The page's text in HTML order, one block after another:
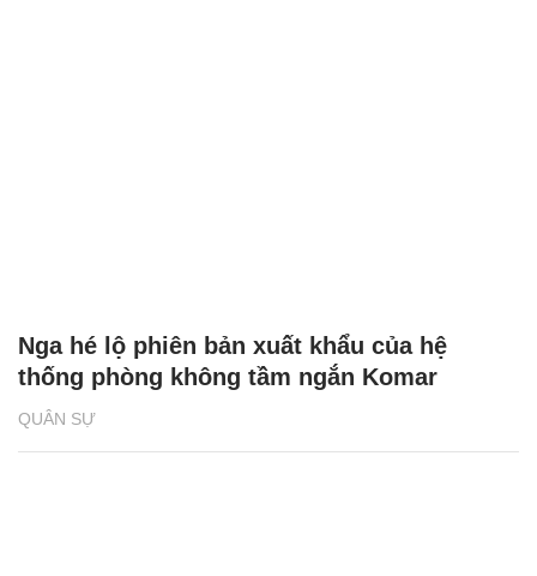
QUÂN SỰ
Nga hé lộ phiên bản xuất khẩu của hệ
thống phòng không tầm ngắn Komar